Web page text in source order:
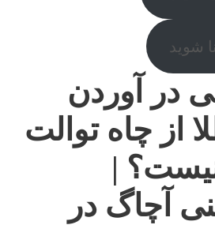
شوید
در آوردن
از چاه توالت
|
آچاگ در